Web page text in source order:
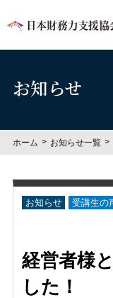
お知らせ
ホーム お知らせ一覧
お知らせ 受講生の
経営者様
した！